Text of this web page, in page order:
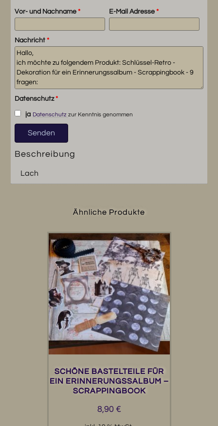
Vor- und Nachname* E-Mail Adresse *
Nachricht*
Datenschutz*
ja Datenschutz zur Kenntnis genommen
Beschreibung
Lach
Ähnliche Produkte
SCHÖNE BASTELTEILE FÜR
EIN ERINNERUNGSSALBUM –
SCRAPPINGBOOK
8,90 €